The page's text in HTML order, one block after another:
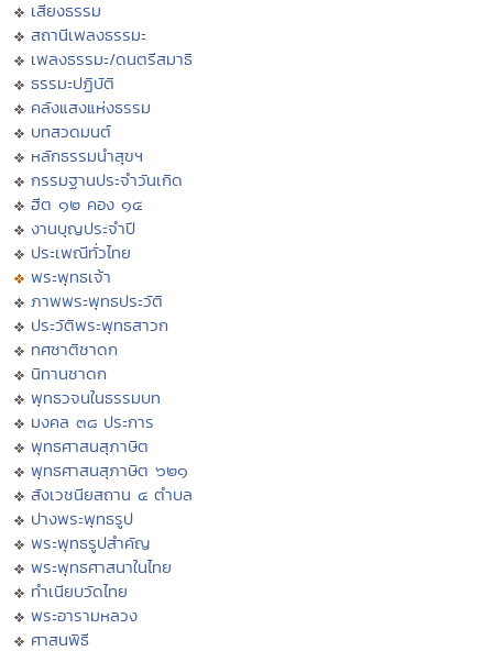
เสียงธรรม
สถานีเพลงธรรมะ
เพลงธรรมะ/ดนตรีสมาธิ
ธรรมะปฏิบัติ
คลังแสงแห่งธรรม
บทสวดมนต์
หลักธรรมนำสุขฯ
กรรมฐานประจำวันเกิด
ฮีต ๑๒ คอง ๑๔
งานบุญประจำปี
ประเพณีทั่วไทย
พระพุทธเจ้า
ภาพพระพุทธประวัติ
ประวัติพระพุทธสาวก
ทศชาติชาดก
นิทานชาดก
พุทธวจนในธรรมบท
มงคล ๓๘ ประการ
พุทธศาสนสุภาษิต
พุทธศาสนสุภาษิต ๖๒๑
สังเวชนียสถาน ๔ ตำบล
ปางพระพุทธรูป
พระพุทธรูปสำคัญ
พระพุทธศาสนาในไทย
ทำเนียบวัดไทย
พระอารามหลวง
ศาสนพิธี